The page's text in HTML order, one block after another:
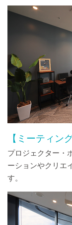
【ミーティン
プロジェクター・
ーションやクリエ
す。